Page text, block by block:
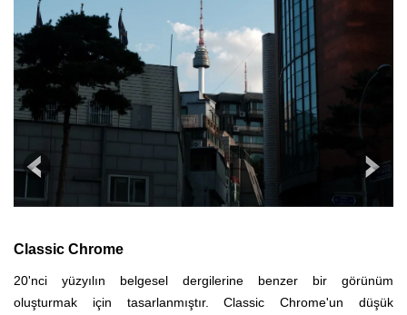
bir görünüm
düşük
CLASSIC Neg.
Nesillerdir fotoğrafçılar tarafından sevilen renkli
olan SUPERIA'yı temel alan bu mod, yüksek